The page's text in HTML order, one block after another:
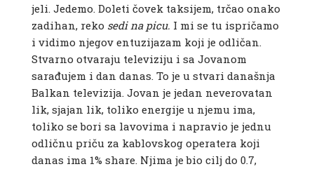
jeli. Jedemo. Doleti čovek taksijem, trčao onako
zadihan, reko sedi na picu. I mi se tu ispričamo
i vidimo njegov entuzijazam koji je odličan.
Stvarno otvaraju televiziju i sa Jovanom
sarađujem i dan danas. To je u stvari današnja
Balkan televizija. Jovan je jedan neverovatan
lik, sjajan lik, toliko energije u njemu ima,
toliko se bori sa lavovima i napravio je jednu
odličnu priču za kablovskog operatera koji
danas ima 1% share. Njima je bio cilj do 0.7,